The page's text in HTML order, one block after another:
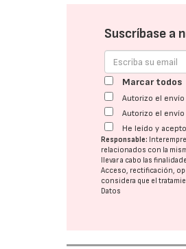
Suscríbase a
Marcar todos
Autorizo el
Autorizo el
He leído y
Responsable:
relacionados con la
llevar a cabo las
Acceso, rectificación,
considera que el
Datos